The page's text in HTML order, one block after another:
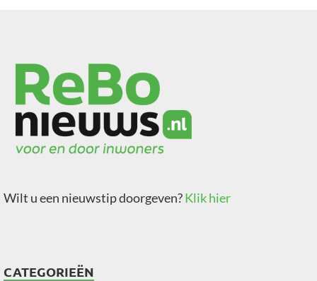
Wilt u een nieuwstip doorgeven?Klik hier
CATEGORIEËN